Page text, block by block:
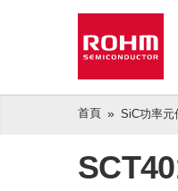
首頁 SiC功率元